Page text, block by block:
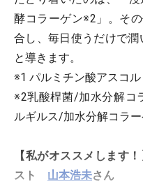
酵コラーゲン※2」。そ
合し、毎日使うだけで
と導きます。
※1 パルミチン酸アスコ
※2乳酸桿菌/加水分解コ
ルギルス/加水分解コラ
【私がオススメします
スト 山本浩未さん